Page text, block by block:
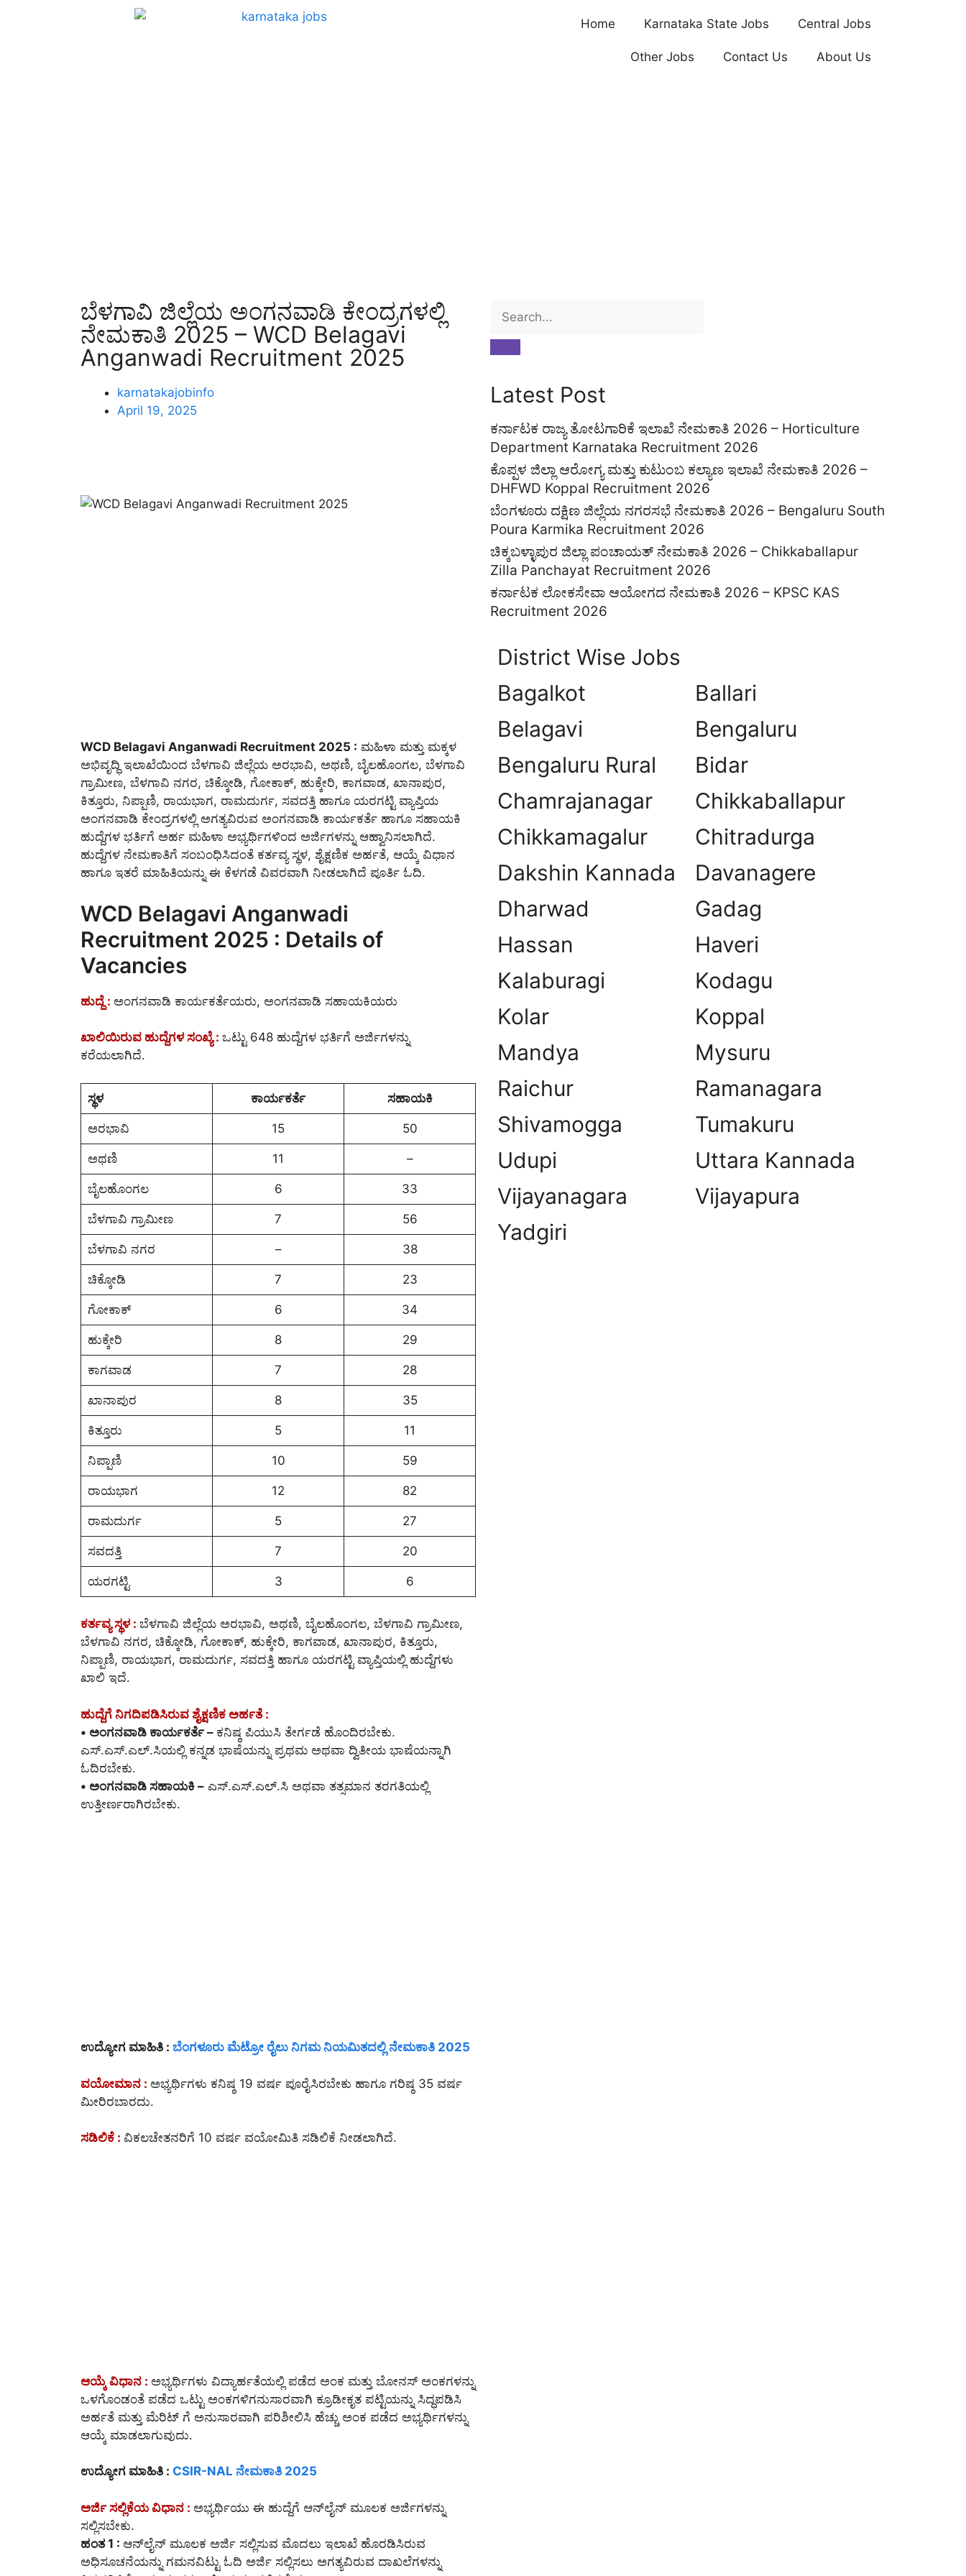
Home Karnataka State Jobs Central Jobs
Other Jobs Contact Us About Us
ಬೆಳಗಾವಿ ಜಿಲ್ಲೆಯ ಅಂಗನವಾಡಿ ಕೇಂದ್ರಗಳಲ್ಲಿ
ನೇಮಕಾತಿ 2025 – WCD Belagavi
Anganwadi Recruitment 2025
karnatakajobinfo
April 19, 2025
WCD Belagavi Anganwadi Recruitment 2025 : ಮಹಿಳಾ ಮತ್ತು ಮಕ್ಕಳ
ಅಭಿವೃದ್ಧಿ ಇಲಾಖೆಯಿಂದ ಬೆಳಗಾವಿ ಜಿಲ್ಲೆಯ ಅರಭಾವಿ, ಅಥಣಿ, ಬೈಲಹೊಂಗಲ, ಬೆಳಗಾವಿ
ಗ್ರಾಮೀಣ, ಬೆಳಗಾವಿ ನಗರ, ಚಿಕ್ಕೋಡಿ, ಗೋಕಾಕ್, ಹುಕ್ಕೇರಿ, ಕಾಗವಾಡ, ಖಾನಾಪುರ,
ಕಿತ್ತೂರು, ನಿಪ್ಪಾಣಿ, ರಾಯಭಾಗ, ರಾಮದುರ್ಗ, ಸವದತ್ತಿ ಹಾಗೂ ಯರಗಟ್ಟಿ ವ್ಯಾಪ್ತಿಯ
ಅಂಗನವಾಡಿ ಕೇಂದ್ರಗಳಲ್ಲಿ ಅಗತ್ಯವಿರುವ ಅಂಗನವಾಡಿ ಕಾರ್ಯಕರ್ತೆ ಹಾಗೂ ಸಹಾಯಕಿ
ಹುದ್ದೆಗಳ ಭರ್ತಿಗೆ ಅರ್ಹ ಮಹಿಳಾ ಅಭ್ಯರ್ಥಿಗಳಿಂದ ಅರ್ಜಿಗಳನ್ನು ಆಹ್ವಾನಿಸಲಾಗಿದೆ.
ಹುದ್ದೆಗಳ ನೇಮಕಾತಿಗೆ ಸಂಬಂಧಿಸಿದಂತೆ ಕರ್ತವ್ಯ ಸ್ಥಳ, ಶೈಕ್ಷಣಿಕ ಅರ್ಹತೆ, ಆಯ್ಕೆ ವಿಧಾನ
ಹಾಗೂ ಇತರೆ ಮಾಹಿತಿಯನ್ನು ಈ ಕೆಳಗಡೆ ವಿವರವಾಗಿ ನೀಡಲಾಗಿದೆ ಪೂರ್ತಿ ಓದಿ.
WCD Belagavi Anganwadi
Recruitment 2025 : Details of
Vacancies
ಹುದ್ದೆ : ಅಂಗನವಾಡಿ ಕಾರ್ಯಕರ್ತೆಯರು, ಅಂಗನವಾಡಿ ಸಹಾಯಕಿಯರು
ಖಾಲಿಯಿರುವ ಹುದ್ದೆಗಳ ಸಂಖ್ಯೆ : ಒಟ್ಟು 648 ಹುದ್ದೆಗಳ ಭರ್ತಿಗೆ ಅರ್ಜಿಗಳನ್ನು
ಕರೆಯಲಾಗಿದೆ.
ಸ್ಥಳ ಕಾರ್ಯಕರ್ತೆ ಸಹಾಯಕಿ
ಅರಭಾವಿ 15 50
ಅಥಣಿ 11 –
ಬೈಲಹೊಂಗಲ 6 33
ಬೆಳಗಾವಿ ಗ್ರಾಮೀಣ 7 56
ಬೆಳಗಾವಿ ನಗರ – 38
ಚಿಕ್ಕೋಡಿ 7 23
ಗೋಕಾಕ್ 6 34
ಹುಕ್ಕೇರಿ 8 29
ಕಾಗವಾಡ 7 28
ಖಾನಾಪುರ 8 35
ಕಿತ್ತೂರು 5 11
ನಿಪ್ಪಾಣಿ 10 59
ರಾಯಭಾಗ 12 82
ರಾಮದುರ್ಗ 5 27
ಸವದತ್ತಿ 7 20
ಯರಗಟ್ಟಿ 3 6
ಕರ್ತವ್ಯ ಸ್ಥಳ : ಬೆಳಗಾವಿ ಜಿಲ್ಲೆಯ ಅರಭಾವಿ, ಅಥಣಿ, ಬೈಲಹೊಂಗಲ, ಬೆಳಗಾವಿ ಗ್ರಾಮೀಣ,
ಬೆಳಗಾವಿ ನಗರ, ಚಿಕ್ಕೋಡಿ, ಗೋಕಾಕ್, ಹುಕ್ಕೇರಿ, ಕಾಗವಾಡ, ಖಾನಾಪುರ, ಕಿತ್ತೂರು,
ನಿಪ್ಪಾಣಿ, ರಾಯಭಾಗ, ರಾಮದುರ್ಗ, ಸವದತ್ತಿ ಹಾಗೂ ಯರಗಟ್ಟಿ ವ್ಯಾಪ್ತಿಯಲ್ಲಿ ಹುದ್ದೆಗಳು
ಖಾಲಿ ಇದೆ.
ಹುದ್ದೆಗೆ ನಿಗದಿಪಡಿಸಿರುವ ಶೈಕ್ಷಣಿಕ ಅರ್ಹತೆ :
• ಅಂಗನವಾಡಿ ಕಾರ್ಯಕರ್ತೆ – ಕನಿಷ್ಠ ಪಿಯುಸಿ ತೇರ್ಗಡೆ ಹೊಂದಿರಬೇಕು.
ಎಸ್.ಎಸ್.ಎಲ್.ಸಿಯಲ್ಲಿ ಕನ್ನಡ ಭಾಷೆಯನ್ನು ಪ್ರಥಮ ಅಥವಾ ದ್ವಿತೀಯ ಭಾಷೆಯನ್ನಾಗಿ
ಓದಿರಬೇಕು.
• ಅಂಗನವಾಡಿ ಸಹಾಯಕಿ – ಎಸ್.ಎಸ್.ಎಲ್.ಸಿ ಅಥವಾ ತತ್ಸಮಾನ ತರಗತಿಯಲ್ಲಿ
ಉತ್ತೀರ್ಣರಾಗಿರಬೇಕು.
ಉದ್ಯೋಗ ಮಾಹಿತಿ : ಬೆಂಗಳೂರು ಮೆಟ್ರೋ ರೈಲು ನಿಗಮ ನಿಯಮಿತದಲ್ಲಿ ನೇಮಕಾತಿ 2025
ವಯೋಮಾನ : ಅಭ್ಯರ್ಥಿಗಳು ಕನಿಷ್ಠ 19 ವರ್ಷ ಪೂರೈಸಿರಬೇಕು ಹಾಗೂ ಗರಿಷ್ಠ 35 ವರ್ಷ
ಮೀರಿರಬಾರದು.
ಸಡಿಲಿಕೆ : ವಿಕಲಚೇತನರಿಗೆ 10 ವರ್ಷ ವಯೋಮಿತಿ ಸಡಿಲಿಕೆ ನೀಡಲಾಗಿದೆ.
ಆಯ್ಕೆ ವಿಧಾನ : ಅಭ್ಯರ್ಥಿಗಳು ವಿದ್ಯಾರ್ಹತೆಯಲ್ಲಿ ಪಡೆದ ಅಂಕ ಮತ್ತು ಬೋನಸ್ ಅಂಕಗಳನ್ನು
ಒಳಗೊಂಡಂತೆ ಪಡೆದ ಒಟ್ಟು ಅಂಕಗಳಿಗನುಸಾರವಾಗಿ ಕ್ರೂಡೀಕೃತ ಪಟ್ಟಿಯನ್ನು ಸಿದ್ಧಪಡಿಸಿ
ಅರ್ಹತೆ ಮತ್ತು ಮೆರಿಟ್ ಗೆ ಅನುಸಾರವಾಗಿ ಪರಿಶೀಲಿಸಿ ಹೆಚ್ಚು ಅಂಕ ಪಡೆದ ಅಭ್ಯರ್ಥಿಗಳನ್ನು
ಆಯ್ಕೆ ಮಾಡಲಾಗುವುದು.
ಉದ್ಯೋಗ ಮಾಹಿತಿ : CSIR-NAL ನೇಮಕಾತಿ 2025
ಅರ್ಜಿ ಸಲ್ಲಿಕೆಯ ವಿಧಾನ : ಅಭ್ಯರ್ಥಿಯು ಈ ಹುದ್ದೆಗೆ ಆನ್‌ಲೈನ್‌ ಮೂಲಕ ಅರ್ಜಿಗಳನ್ನು
ಸಲ್ಲಿಸಬೇಕು.
ಹಂತ 1 : ಆನ್‌ಲೈನ್‌ ಮೂಲಕ ಅರ್ಜಿ ಸಲ್ಲಿಸುವ ಮೊದಲು ಇಲಾಖೆ ಹೊರಡಿಸಿರುವ
ಅಧಿಸೂಚನೆಯನ್ನು ಗಮನವಿಟ್ಟು ಓದಿ ಅರ್ಜಿ ಸಲ್ಲಿಸಲು ಅಗತ್ಯವಿರುವ ದಾಖಲೆಗಳನ್ನು
Latest Post
ಕರ್ನಾಟಕ ರಾಜ್ಯ ತೋಟಗಾರಿಕೆ ಇಲಾಖೆ ನೇಮಕಾತಿ 2026 – Horticulture
Department Karnataka Recruitment 2026
ಕೊಪ್ಪಳ ಜಿಲ್ಲಾ ಆರೋಗ್ಯ ಮತ್ತು ಕುಟುಂಬ ಕಲ್ಯಾಣ ಇಲಾಖೆ ನೇಮಕಾತಿ 2026 –
DHFWD Koppal Recruitment 2026
ಬೆಂಗಳೂರು ದಕ್ಷಿಣ ಜಿಲ್ಲೆಯ ನಗರಸಭೆ ನೇಮಕಾತಿ 2026 – Bengaluru South
Poura Karmika Recruitment 2026
ಚಿಕ್ಕಬಳ್ಳಾಪುರ ಜಿಲ್ಲಾ ಪಂಚಾಯತ್ ನೇಮಕಾತಿ 2026 – Chikkaballapur
Zilla Panchayat Recruitment 2026
ಕರ್ನಾಟಕ ಲೋಕಸೇವಾ ಆಯೋಗದ ನೇಮಕಾತಿ 2026 – KPSC KAS
Recruitment 2026
District Wise Jobs
Bagalkot
Ballari
Belagavi
Bengaluru
Bengaluru Rural
Bidar
Chamrajanagar
Chikkaballapur
Chikkamagalur
Chitradurga
Dakshin Kannada
Davanagere
Dharwad
Gadag
Hassan
Haveri
Kalaburagi
Kodagu
Kolar
Koppal
Mandya
Mysuru
Raichur
Ramanagara
Shivamogga
Tumakuru
Udupi
Uttara Kannada
Vijayanagara
Vijayapura
Yadgiri